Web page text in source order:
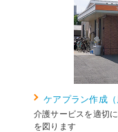
ケアプラン作成（
介護サービスを適切
を図ります